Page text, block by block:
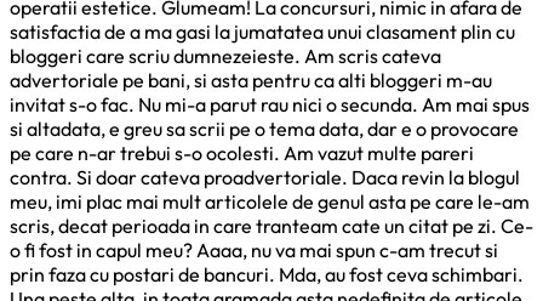
operatii estetice. Glumeam! La concursuri, nimic in afara de
satisfactia de a ma gasi la jumatatea unui clasament plin cu
bloggeri care scriu dumnezeieste. Am scris cateva
advertoriale pe bani, si asta pentru ca alti bloggeri m-au
invitat s-o fac. Nu mi-a parut rau nici o secunda. Am mai spus
si altadata, e greu sa scrii pe o tema data, dar e o provocare
pe care n-ar trebui s-o ocolesti. Am vazut multe pareri
contra. Si doar cateva proadvertoriale. Daca revin la blogul
meu, imi plac mai mult articolele de genul asta pe care le-am
scris, decat perioada in care tranteam cate un citat pe zi. Ce-
o fi fost in capul meu? Aaaa, nu va mai spun c-am trecut si
prin faza cu postari de bancuri. Mda, au fost ceva schimbari.